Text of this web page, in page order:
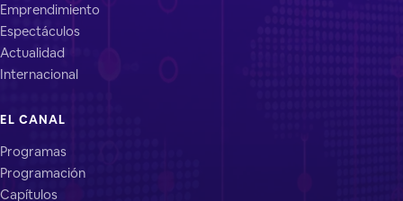
Emprendimiento
Espectáculos
Actualidad
Internacional
EL CANAL
Programas
Programación
Capítulos